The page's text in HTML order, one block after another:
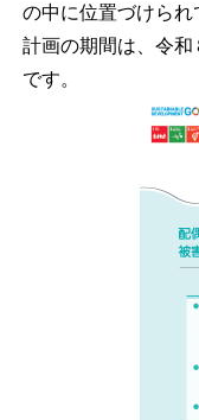
の中に位置づけられ
計画の期間は、令
です。